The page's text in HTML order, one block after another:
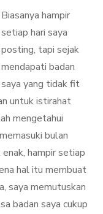
Biasanya hampir
setiap hari saya
posting, tapi sejak
mendapati badan
saya yang tidak fit
untuk istirahat
mengetahui
bulan
hampir setiap
hal itu membuat
saya memutuskan
badan saya cukup